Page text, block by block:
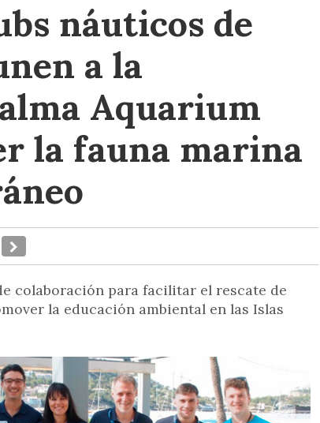
náuticos de
a la
Aquarium
la fauna marina
colaboración para facilitar el rescate de
la educación ambiental en las Islas